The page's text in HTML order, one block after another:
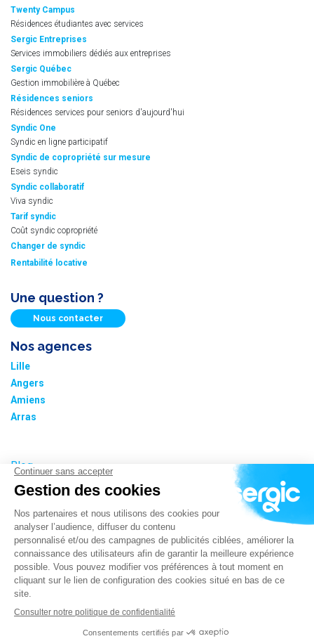
Twenty Campus
Résidences étudiantes avec services
Sergic Entreprises
Services immobiliers dédiés aux entreprises
Sergic Québec
Gestion immobilière à Québec
Résidences seniors
Résidences services pour seniors d'aujourd'hui
Syndic One
Syndic en ligne participatif
Syndic de copropriété sur mesure
Eseis syndic
Syndic collaboratif
Viva syndic
Tarif syndic
Coût syndic copropriété
Changer de syndic
Rentabilité locative
Une question ?
Nous contacter
Nos agences
Lille
Angers
Amiens
Arras
Blog
Nos tarifs
Plan du site
Informations cookies
Paramétrer les cookies
Politique de confidentialité